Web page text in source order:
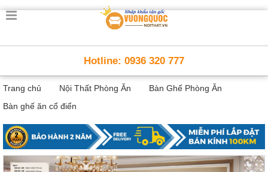
Trang
Thông
Minh
Nội
thất
minh
Nội
Thất
Hotline: 0936 320 777
Trang chủ Nội Thất Phòng Ăn
Bàn Ghế Phòng Ăn
Bàn ghế ăn cổ điển